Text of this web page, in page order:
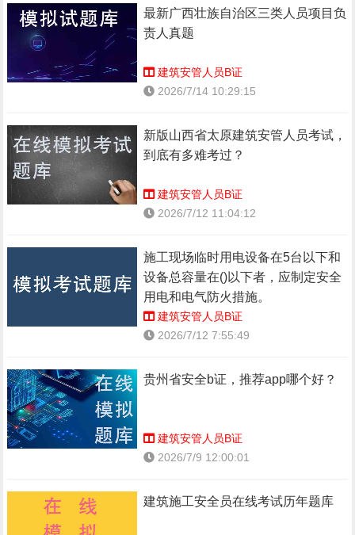
最新广西壮族自治区三类人员项目负
责人真题
建筑安管人员B证
2026/7/14 10:29:15
新版山西省太原建筑安管人员考试，
到底有多难考过？
建筑安管人员B证
2026/7/12 11:04:12
施工现场临时用电设备在5台以下和
设备总容量在()以下者，应制定安全
用电和电气防火措施。
建筑安管人员B证
2026/7/12 7:55:49
贵州省安全b证，推荐app哪个好？
建筑安管人员B证
2026/7/9 12:00:01
建筑施工安全员在线考试历年题库